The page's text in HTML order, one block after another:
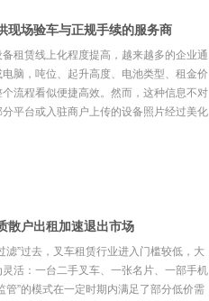
现场验车与正规手续的服务商
租赁线上化程度提高，越来越多的企业通
脑，吨位、起升高度、电池类型、租金价
流程看似便捷高效。然而，这种信息不对
平台或入驻商户上传的设备照片经过美化
散户出租加速退出市场
滤”过去，叉车租赁行业进入门槛较低，大
活：一台二手叉车、一张名片、一部手机
”的模式在一定时期内满足了部分低价需